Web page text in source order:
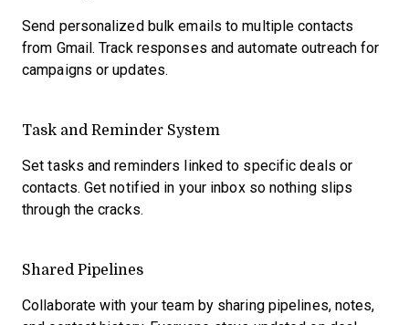
Send personalized bulk emails to multiple contacts
from Gmail. Track responses and automate outreach for
campaigns or updates.
Task and Reminder System
Set tasks and reminders linked to specific deals or
contacts. Get notified in your inbox so nothing slips
through the cracks.
Shared Pipelines
Collaborate with your team by sharing pipelines, notes,